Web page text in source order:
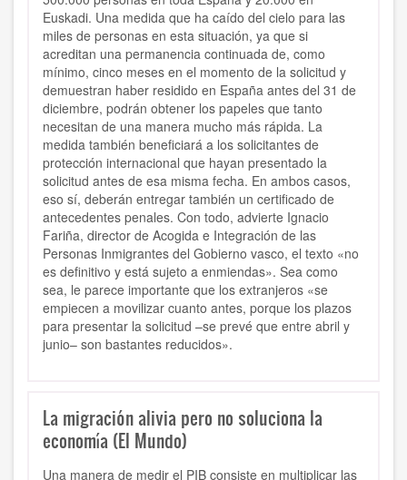
Euskadi. Una medida que ha caído del cielo para las
miles de personas en esta situación, ya que si
acreditan una permanencia continuada de, como
mínimo, cinco meses en el momento de la solicitud y
demuestran haber residido en España antes del 31 de
diciembre, podrán obtener los papeles que tanto
necesitan de una manera mucho más rápida. La
medida también beneficiará a los solicitantes de
protección internacional que hayan presentado la
solicitud antes de esa misma fecha. En ambos casos,
eso sí, deberán entregar también un certificado de
antecedentes penales. Con todo, advierte Ignacio
Fariña, director de Acogida e Integración de las
Personas Inmigrantes del Gobierno vasco, el texto «no
es definitivo y está sujeto a enmiendas». Sea como
sea, le parece importante que los extranjeros «se
empiecen a movilizar cuanto antes, porque los plazos
para presentar la solicitud –se prevé que entre abril y
junio– son bastantes reducidos».
La migración alivia pero no soluciona la
economía (El Mundo)
Una manera de medir el PIB consiste en multiplicar las